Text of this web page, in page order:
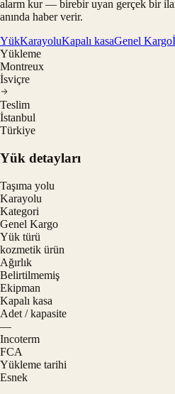
alarm kur — birebir uyan gerçek bir
anında haber verir.
YükKarayoluKapalı kasaGenel Kargo
Yükleme
Montreux
İsviçre
Teslim
İstanbul
Türkiye
Yük detayları
Taşıma yolu
Karayolu
Kategori
Genel Kargo
Yük türü
kozmetik ürün
Ağırlık
Belirtilmemiş
Ekipman
Kapalı kasa
Adet / kapasite
—
Incoterm
FCA
Yükleme tarihi
Esnek